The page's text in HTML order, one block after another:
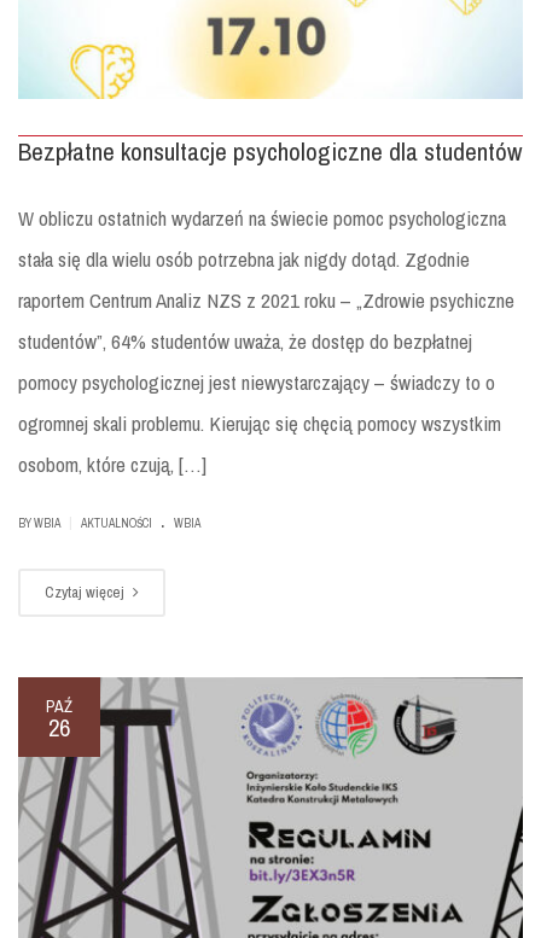
Bezpłatne konsultacje psychologiczne dla studentów
W obliczu ostatnich wydarzeń na świecie pomoc psychologiczna
stała się dla wielu osób potrzebna jak nigdy dotąd. Zgodnie
raportem Centrum Analiz NZS z 2021 roku – „Zdrowie psychiczne
studentów”, 64% studentów uważa, że dostęp do bezpłatnej
pomocy psychologicznej jest niewystarczający – świadczy to o
ogromnej skali problemu. Kierując się chęcią pomocy wszystkim
osobom, które czują, […]
BYWBIA AKTUALNOŚCI . WBIA
Czytaj więcej
PAŹ
26